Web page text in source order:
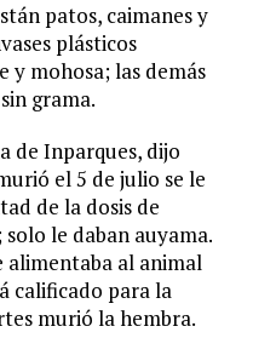
patos, caimanes y
plásticos
y mohosa; las demás
grama.
de Inparques, dijo
el 5 de julio se le
de la dosis de
le daban auyama.
alimentaba al animal
calificado para la
murió la hembra.